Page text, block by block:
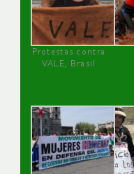
Protestas contra
VALE, Brasil